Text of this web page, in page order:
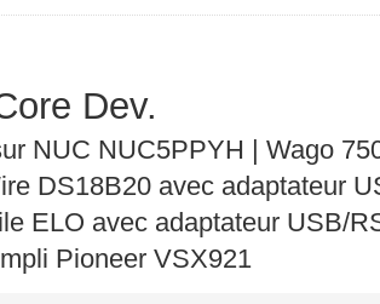
Dev.
NUC NUC5PPYH | Wago
DS18B20 avec adaptateur
ELO avec adaptateur USB/
Pioneer VSX921